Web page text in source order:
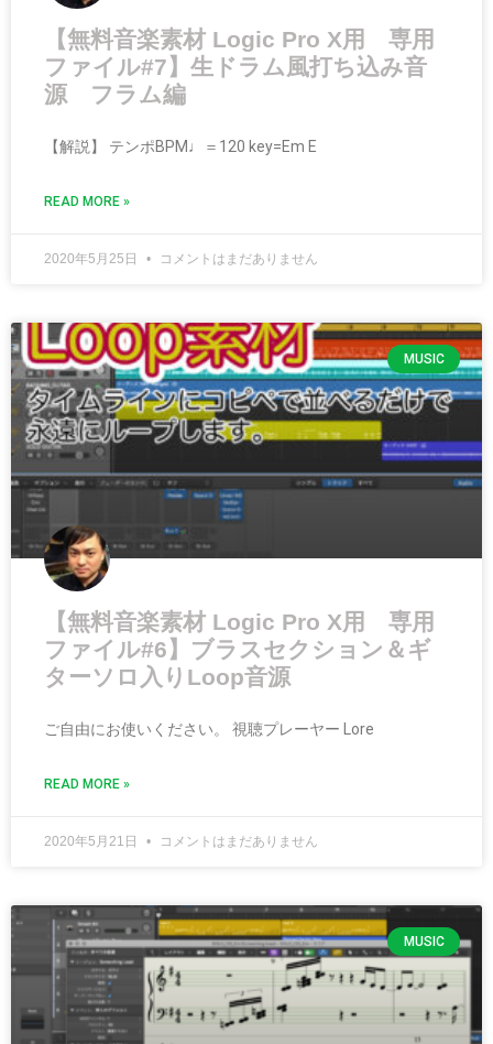
【無料音楽素材 Logic Pro X用 専用
ファイル#7】生ドラム風打ち込み音
源 フラム編
【解説】 テンポBPM♩＝120 key=Em E
READ MORE »
2020年5月25日 コメントはまだありません
MUSIC
【無料音楽素材 Logic Pro X用 専用
ファイル#6】ブラスセクション＆ギ
ターソロ入りLoop音源
ご自由にお使いください。 視聴プレーヤー Lore
READ MORE »
2020年5月21日 コメントはまだありません
MUSIC